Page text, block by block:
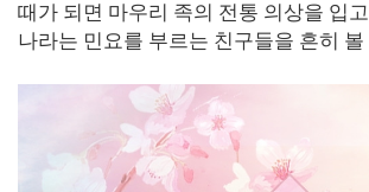
때가 되면 마우리 족의 전통 의상을 입
나라는 민요를 부르는 친구들을 흔히